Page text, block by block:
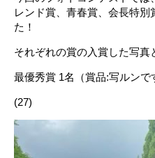
レンド賞、青春賞、会長特
た！
それぞれの賞の入賞した写真
最優秀賞 1名（賞品:写ルンで
(27)